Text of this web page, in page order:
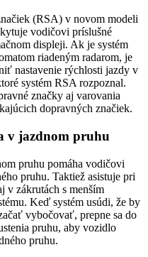
(RSA) v novom modeli
vodičovi príslušné
displeji. Ak je systém
riadeným radarom, je
nastavenie rýchlosti jazdy v
systém RSA rozpoznal.
značky aj varovania
dopravných značiek.
v jazdnom pruhu
pruhu pomáha vodičovi
pruhu. Taktiež asistuje pri
v zákrutách s menším
Keď systém usúdi, že by
vybočovať, prepne sa do
pruhu, aby vozidlo
pruhu.